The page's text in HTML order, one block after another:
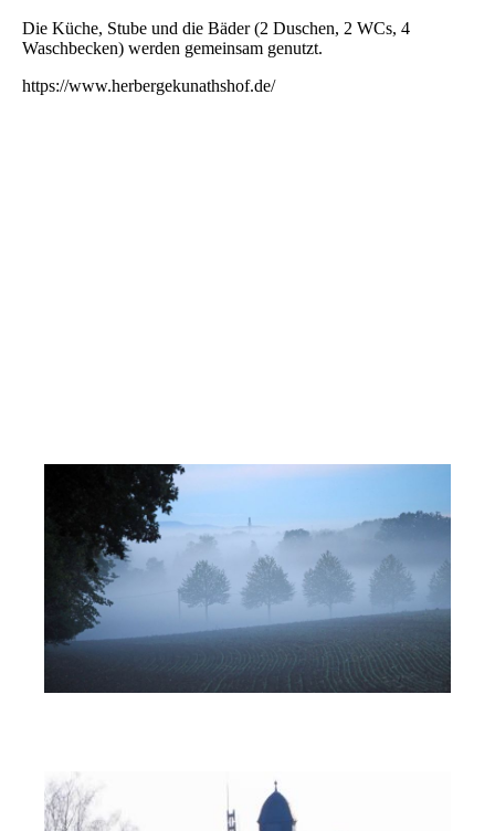
Die Küche, Stube und die Bäder (2 Duschen, 2 WCs, 4
Waschbecken) werden gemeinsam genutzt.
https://www.herbergekunathshof.de/